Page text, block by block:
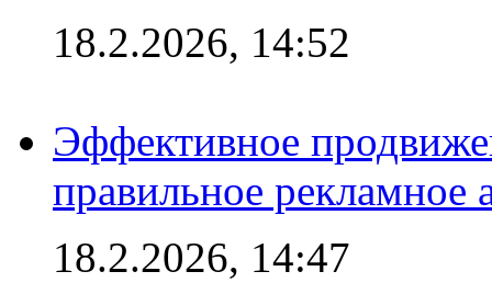
18.2.2026, 14:52
Эффективное
правильное рекламное
18.2.2026, 14:47